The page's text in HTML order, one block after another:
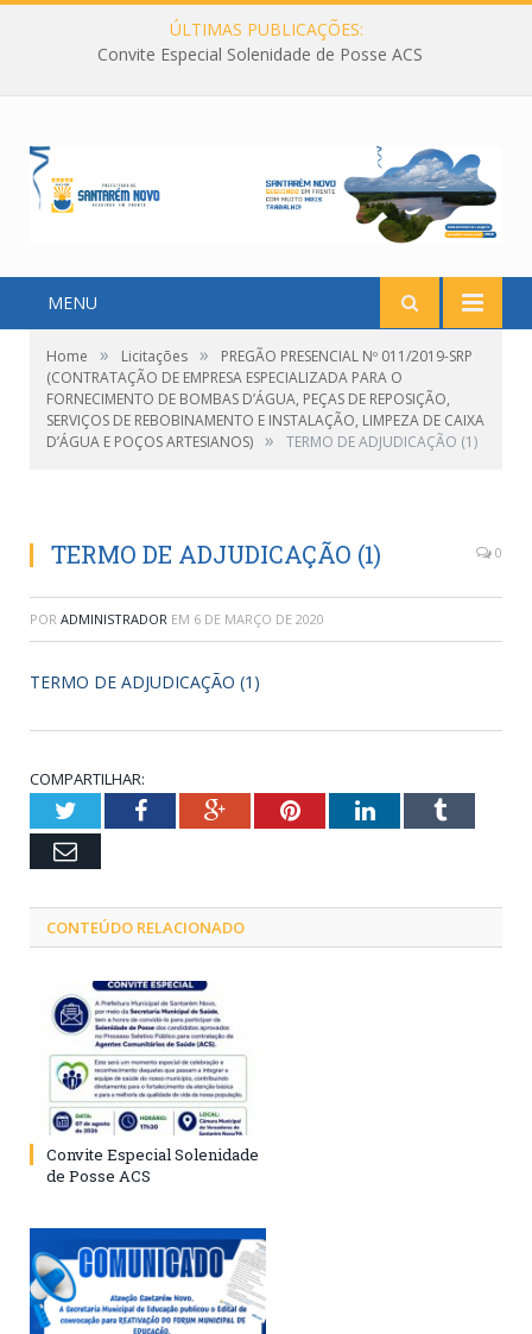
ÚLTIMAS PUBLICAÇÕES:
Convite Especial Solenidade de Posse ACS
MENU
Home » Licitações »
PREGÃO PRESENCIAL Nº 011/2019-SRP
(CONTRATAÇÃO DE EMPRESA ESPECIALIZADA PARA O
FORNECIMENTO DE BOMBAS D’ÁGUA, PEÇAS DE REPOSIÇÃO,
SERVIÇOS DE REBOBINAMENTO E INSTALAÇÃO, LIMPEZA DE CAIXA
D’ÁGUA E POÇOS ARTESIANOS) » TERMO DE ADJUDICAÇÃO (1)
TERMO DE ADJUDICAÇÃO (1) 0
POR ADMINISTRADOR EM 6 DE MARÇO DE 2020
TERMO DE ADJUDICAÇÃO (1)
COMPARTILHAR:
TwitterFacebookGoogle+PinterestLinkedInTumblr
Email
CONTEÚDO RELACIONADO
Convite Especial Solenidade
de Posse ACS